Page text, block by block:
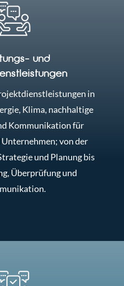
und
in
Klima, nachhaltige
Kommunikation für
von der
und Planung bis
Überprüfung und